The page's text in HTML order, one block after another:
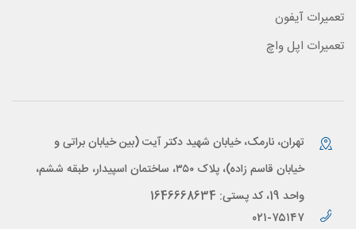
تعمیرات آیفون
تعمیرات اپل واچ
تهران، نارمک، خیابان شهید دکتر آیت (بین خیابان براتی و
خیابان قاسم زاده)، پلاک ۳۵۰، ساختمان اسپیدار، طبقه ششم،
واحد 19، کد پستی: 1646668634
۰۲۱-۷۵۱۴۷